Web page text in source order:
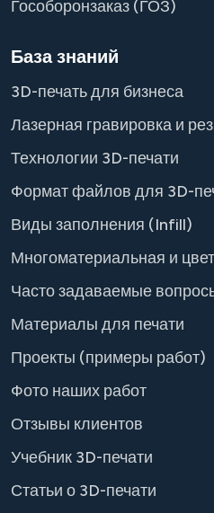
Гособоронзаказ (ГОЗ)
База знаний
3D-печать для бизнеса
Лазерная гравировка и
Технологии 3D-печати
Формат файлов для 3D-
Виды заполнения (Infill)
Многоматериальная и
Часто задаваемые
Материалы для печати
Проекты (примеры работ)
Фото наших работ
Отзывы клиентов
Учебник 3D-печати
Статьи о 3D-печати